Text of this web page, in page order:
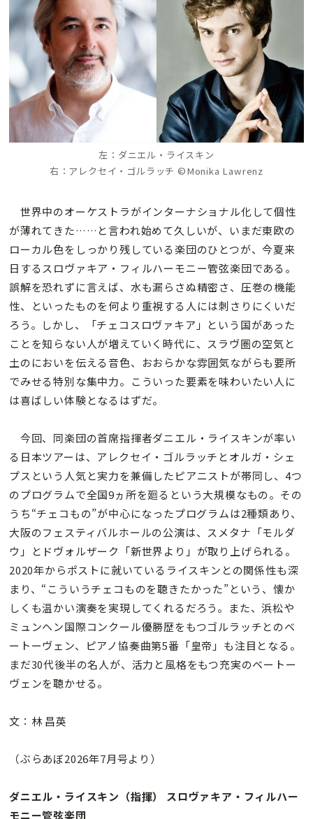
左：ダニエル・ライスキン
右：アレクセイ・ゴルラッチ ©Monika Lawrenz
世界中のオーケストラがインターナショナル化して個性
が薄れてきた……と言われ始めて久しいが、いまだ東欧の
ローカル色をしっかり残している楽団のひとつが、今夏来
日するスロヴァキア・フィルハーモニー管弦楽団である。
誤解を恐れずに言えば、水も漏らさぬ精密さ、圧巻の機能
性、といったものを何より重視する人には刺さりにくいだ
ろう。しかし、「チェコスロヴァキア」という国があった
ことを知らない人が増えていく時代に、スラヴ圏の空気と
土のにおいを伝える音色、おおらかな雰囲気ながらも要所
でみせる特別な集中力。こういった要素を味わいたい人に
は喜ばしい体験となるはずだ。
今回、同楽団の首席指揮者ダニエル・ライスキンが率い
る日本ツアーは、アレクセイ・ゴルラッチとオルガ・シェ
プスという人気と実力を兼備したピアニストが帯同し、4つ
のプログラムで全国9ヵ所を廻るという大規模なもの。その
うち“チェコもの”が中心になったプログラムは2種類あり、
大阪のフェスティバルホールの公演は、スメタナ「モルダ
ウ」とドヴォルザーク「新世界より」が取り上げられる。
2020年からポストに就いているライスキンとの関係性も深
まり、“こういうチェコものを聴きたかった”という、懐か
しくも温かい演奏を実現してくれるだろう。また、浜松や
ミュンヘン国際コンクール優勝歴をもつゴルラッチとのベ
ートーヴェン、ピアノ協奏曲第5番「皇帝」も注目となる。
まだ30代後半の名人が、活力と風格をもつ充実のベートー
ヴェンを聴かせる。
文：林 昌英
（ぶらあぼ2026年7月号より）
ダニエル・ライスキン（指揮） スロヴァキア・フィルハー
モニー管弦楽団